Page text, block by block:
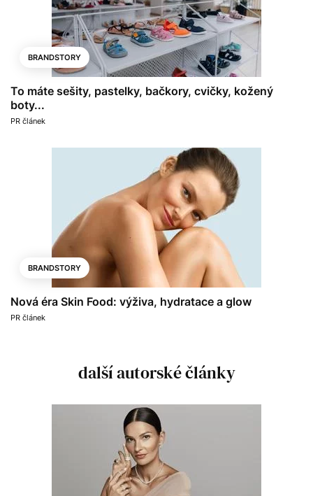
BRANDSTORY
To máte sešity, pastelky, bačkory, cvičky, kožený
boty...
PR článek
BRANDSTORY
Nová éra Skin Food: výživa, hydratace a glow
PR článek
další autorské články